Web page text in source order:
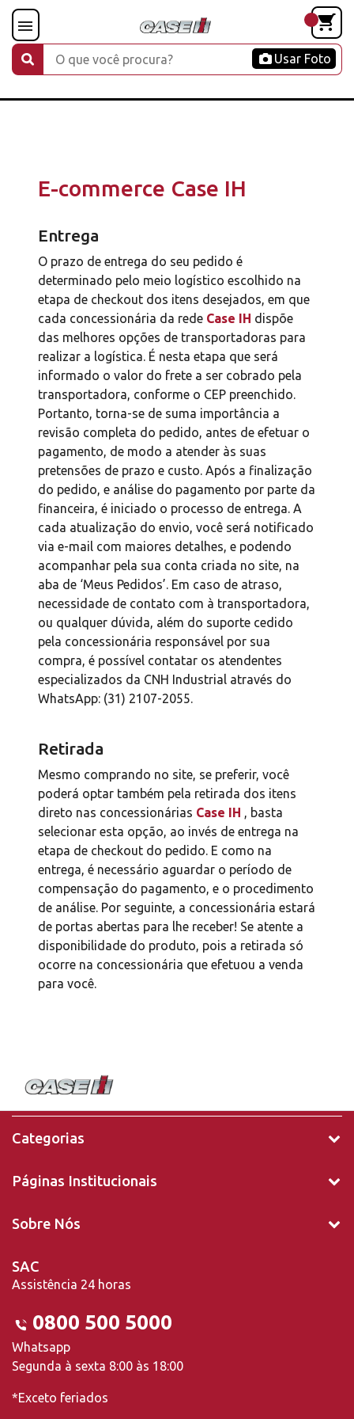
Usar Foto
E-commerce Case IH
Entrega
O prazo de entrega do seu pedido é
determinado pelo meio logístico escolhido na
etapa de checkout dos itens desejados, em que
cada concessionária da rede Case IH dispõe
das melhores opções de transportadoras para
realizar a logística. É nesta etapa que será
informado o valor do frete a ser cobrado pela
transportadora, conforme o CEP preenchido.
Portanto, torna-se de suma importância a
revisão completa do pedido, antes de efetuar o
pagamento, de modo a atender às suas
pretensões de prazo e custo. Após a finalização
do pedido, e análise do pagamento por parte da
financeira, é iniciado o processo de entrega. A
cada atualização do envio, você será notificado
via e-mail com maiores detalhes, e podendo
acompanhar pela sua conta criada no site, na
aba de ‘Meus Pedidos’. Em caso de atraso,
necessidade de contato com à transportadora,
ou qualquer dúvida, além do suporte cedido
pela concessionária responsável por sua
compra, é possível contatar os atendentes
especializados da CNH Industrial através do
WhatsApp: (31) 2107-2055.
Retirada
Mesmo comprando no site, se preferir, você
poderá optar também pela retirada dos itens
direto nas concessionárias Case IH , basta
selecionar esta opção, ao invés de entrega na
etapa de checkout do pedido. E como na
entrega, é necessário aguardar o período de
compensação do pagamento, e o procedimento
de análise. Por seguinte, a concessionária estará
de portas abertas para lhe receber! Se atente a
disponibilidade do produto, pois a retirada só
ocorre na concessionária que efetuou a venda
para você.
Categorias
Páginas Institucionais
Sobre Nós
SAC
Assistência 24 horas
0800 500 5000
Whatsapp
Segunda à sexta 8:00 às 18:00
*Exceto feriados